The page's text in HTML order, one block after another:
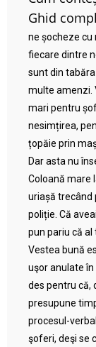
Ghid
ne șocheze cu
fiecare dintre
sunt din
multe amenzi.
mari pentru
nesimțirea,
țopăie prin
Dar asta nu
Coloană mare
uriașă trecând
poliție. Că
pun pariu că
Vestea bună
uşor anulate
des pentru că,
presupune
procesul-
şoferi, deşi se